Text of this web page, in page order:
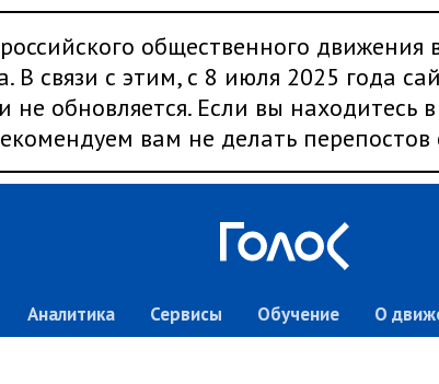
общественного движения
В связи с этим, с 8 июля 2025 года
не обновляется. Если вы находитесь
вам не делать перепостов
Аналитика Сервисы Обучение О